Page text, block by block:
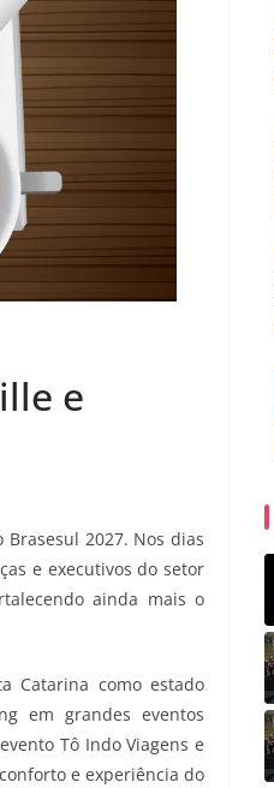
e
2027. Nos dias
e executivos do setor
ainda mais o
Catarina como estado
em grandes eventos
Tô Indo Viagens e
e experiência do